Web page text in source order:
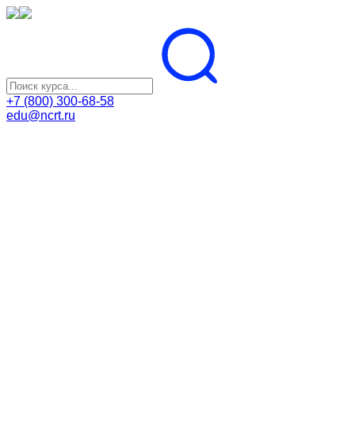
+7 (800) 300-68-58
edu@ncrt.ru